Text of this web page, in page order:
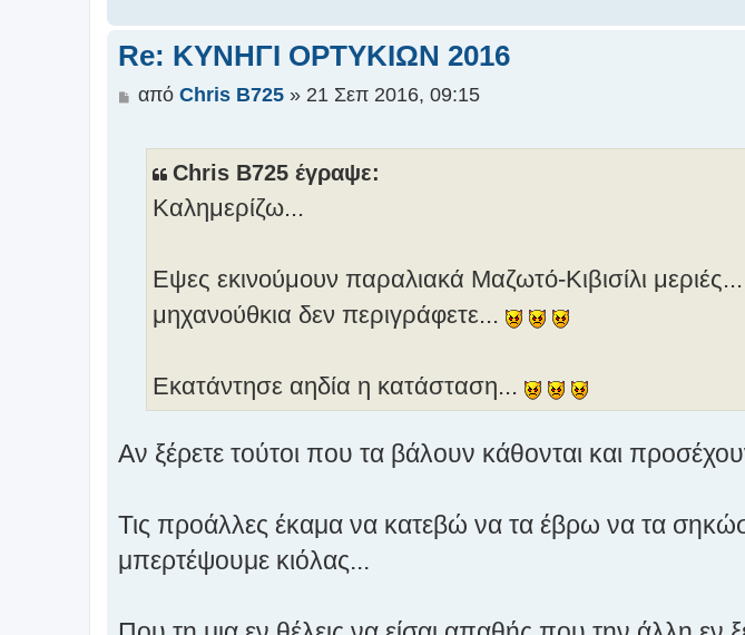
Re: ΚΥΝΗΓΙ ΟΡΤΥΚΙΩΝ 2016
Δ
από Chris B725» 21 Σεπ 2016, 09:15
Chris B725 έγραψε:
Καλημερίζω...
Εψες εκινούμουν παραλιακά Μαζωτό-Κιβισίλι μεριές...
μηχανούθκια δεν περιγράφετε...
Εκατάντησε αηδία η κατάσταση...
Αν ξέρετε τούτοι που τα βάλουν κάθονται και
Τις προάλλες έκαμα να κατεβώ να τα έβρω να τα
μπερτέψουμε κιόλας...